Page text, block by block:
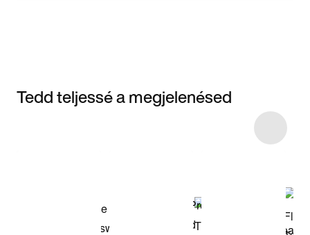
Tedd teljessé a megjelenésed